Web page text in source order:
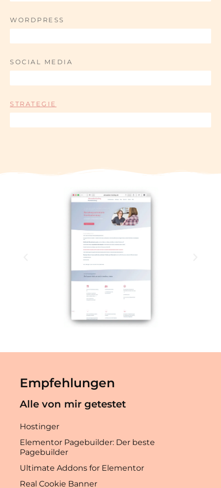
WORDPRESS
SOCIAL MEDIA
STRATEGIE
Empfehlungen
Alle von mir getestet
Hostinger
Elementor Pagebuilder: Der beste
Pagebuilder
Ultimate Addons for Elementor
Real Cookie Banner